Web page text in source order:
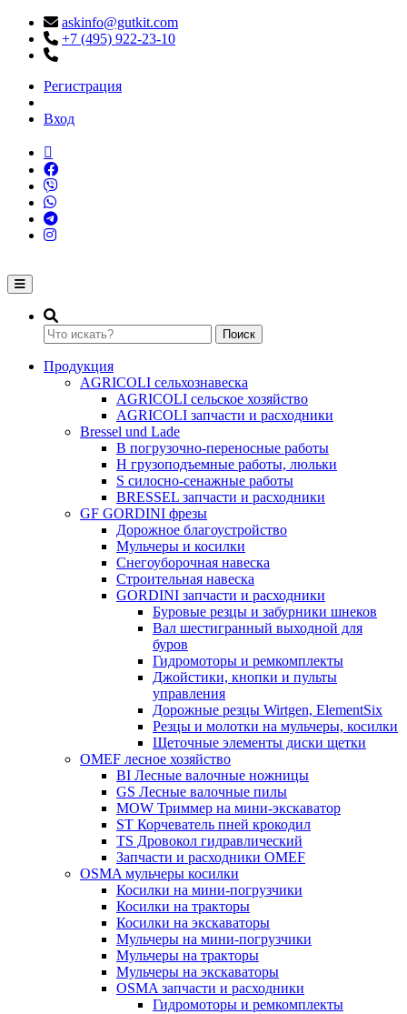
askinfo@gutkit.com
+7 (495) 922-23-10
Регистрация
Вход
Переключение навигации
Поиск
Продукция
AGRICOLI сельхознавеска
AGRICOLI сельское хозяйство
AGRICOLI запчасти и расходники
Bressel und Lade
B погрузочно-переносные работы
H грузоподъемные работы, люльки
S силосно-сенажные работы
BRESSEL запчасти и расходники
GF GORDINI фрезы
Дорожное благоустройство
Мульчеры и косилки
Снегоуборочная навеска
Строительная навеска
GORDINI запчасти и расходники
Буровые резцы и забурники шнеков
Вал шестигранный выходной для
буров
Гидромоторы и ремкомплекты
Джойстики, кнопки и пульты
управления
Дорожные резцы Wirtgen, ElementSix
Резцы и молотки на мульчеры, косилки
Щеточные элементы диски щетки
OMEF лесное хозяйство
BI Лесные валочные ножницы
GS Лесные валочные пилы
MOW Триммер на мини-экскаватор
ST Корчеватель пней крокодил
TS Дровокол гидравлический
Запчасти и расходники OMEF
OSMA мульчеры косилки
Косилки на мини-погрузчики
Косилки на тракторы
Косилки на экскаваторы
Мульчеры на мини-погрузчики
Мульчеры на тракторы
Мульчеры на экскаваторы
OSMA запчасти и расходники
Гидромоторы и ремкомплекты